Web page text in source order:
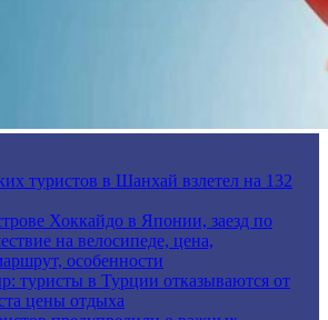
туристов в Шанхай взлетел на 132
Хоккайдо в Японии, заезд по
на велосипеде, цена,
особенности
туристы в Турции отказываются от
цены отдыха